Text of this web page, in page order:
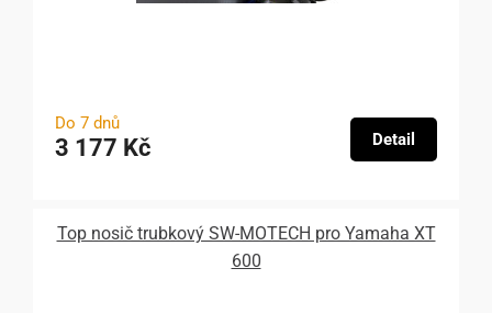
Do 7 dnů
3 177 Kč Detail
Top nosič trubkový SW-MOTECH pro Yamaha XT
600